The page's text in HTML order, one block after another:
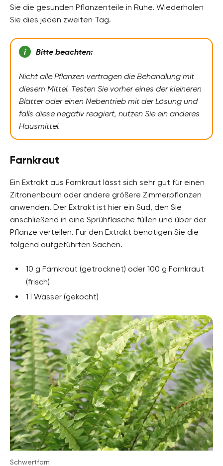
Sie die gesunden Pflanzenteile in Ruhe. Wiederholen
Sie dies jeden zweiten Tag.
Bitte beachten:
Nicht alle Pflanzen vertragen die Behandlung mit
diesem Mittel. Testen Sie vorher eines der kleineren
Blätter oder einen Nebentrieb mit der Lösung und
falls diese negativ reagiert, nutzen Sie ein anderes
Hausmittel.
Farnkraut
Ein Extrakt aus Farnkraut lässt sich sehr gut für einen
Zitronenbaum oder andere größere Zimmerpflanzen
anwenden. Der Extrakt ist hier ein Sud, den Sie
anschließend in eine Sprühflasche füllen und über der
Pflanze verteilen. Für den Extrakt benötigen Sie die
folgend aufgeführten Sachen.
10 g Farnkraut (getrocknet) oder 100 g Farnkraut
(frisch)
1 l Wasser (gekocht)
Schwertfarn